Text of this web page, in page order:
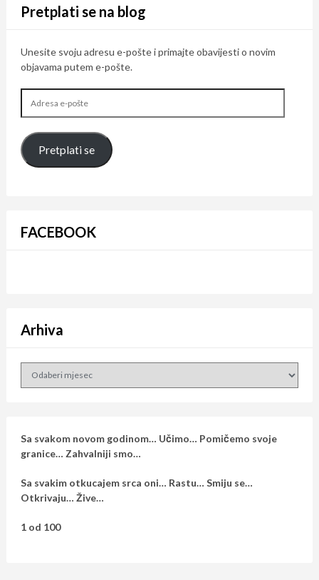
Pretplati se na blog
Unesite svoju adresu e-pošte i primajte obavijesti o novim
objavama putem e-pošte.
Pretplati se
FACEBOOK
Arhiva
Arhiva
Sa svakom novom godinom… Učimo… Pomičemo svoje
granice… Zahvalniji smo…
Sa svakim otkucajem srca oni… Rastu… Smiju se…
Otkrivaju… Žive…
1 od 100